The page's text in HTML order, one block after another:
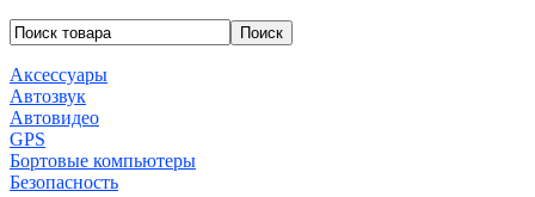
Аксессуары
Автозвук
Автовидео
GPS
Бортовые компьютеры
Безопасность